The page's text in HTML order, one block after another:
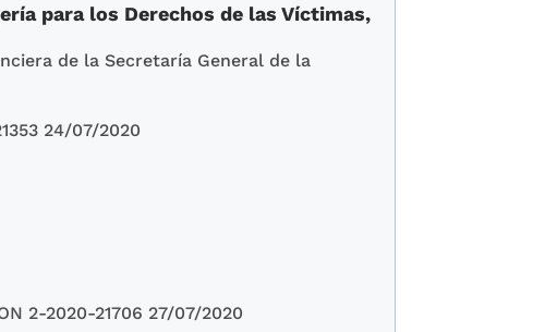
para los Derechos de las Víctimas,
de la Secretaría General de la
24/07/2020
2-2020-21706 27/07/2020